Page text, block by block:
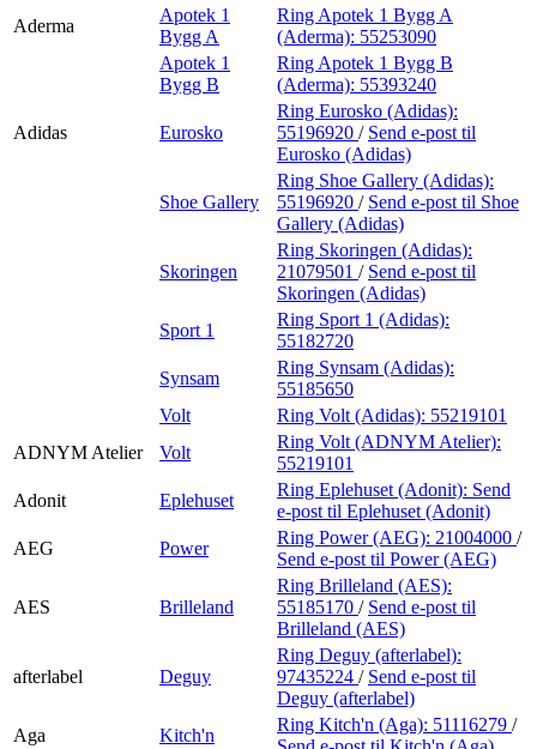
Aderma
Apotek 1
Bygg A
Ring Apotek 1 Bygg A
(Aderma): 55253090
Apotek 1
Bygg B
Ring Apotek 1 Bygg B
(Aderma): 55393240
Adidas Eurosko
Ring Eurosko (Adidas):
55196920 / Send e-post til
Eurosko (Adidas)
Shoe Gallery
Ring Shoe Gallery (Adidas):
55196920 / Send e-post til Shoe
Gallery (Adidas)
Skoringen
Ring Skoringen (Adidas):
21079501 / Send e-post til
Skoringen (Adidas)
Sport 1
Ring Sport 1 (Adidas):
55182720
Synsam
Ring Synsam (Adidas):
55185650
Volt
Ring Volt (Adidas): 55219101
ADNYM Atelier
Volt
Ring Volt (ADNYM Atelier):
55219101
Adonit
Eplehuset
Ring Eplehuset (Adonit): Send
e-post til Eplehuset (Adonit)
AEG
Power
Ring Power (AEG): 21004000 /
Send e-post til Power (AEG)
AES Brilleland
Ring Brilleland (AES):
55185170 / Send e-post til
Brilleland (AES)
afterlabel Deguy
Ring Deguy (afterlabel):
97435224 / Send e-post til
Deguy (afterlabel)
Aga
Kitch'n
Ring Kitch'n (Aga): 51116279 /